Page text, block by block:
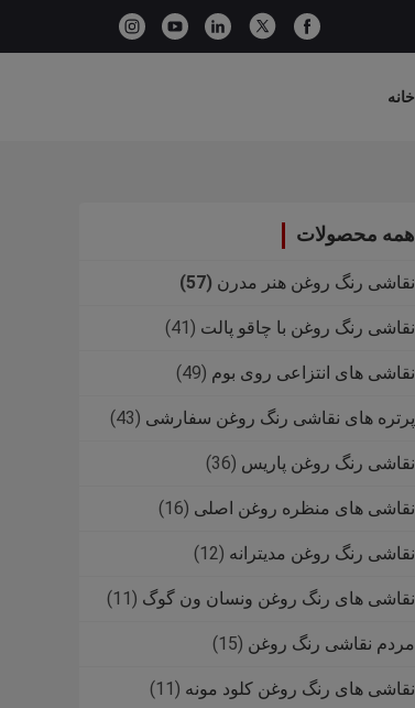
خانه
همه محصولات
نقاشی رنگ روغن هنر مدرن (57)
نقاشی رنگ روغن با چاقو پالت (41)
نقاشی های انتزاعی روی بوم (49)
پرتره های نقاشی رنگ روغن سفارشی (43)
نقاشی رنگ روغن پاریس (36)
نقاشی های منظره روغن اصلی (16)
نقاشی رنگ روغن مدیترانه (12)
نقاشی های رنگ روغن ونسان ون گوگ (11)
مردم نقاشی رنگ روغن (15)
نقاشی های رنگ روغن کلود مونه (11)